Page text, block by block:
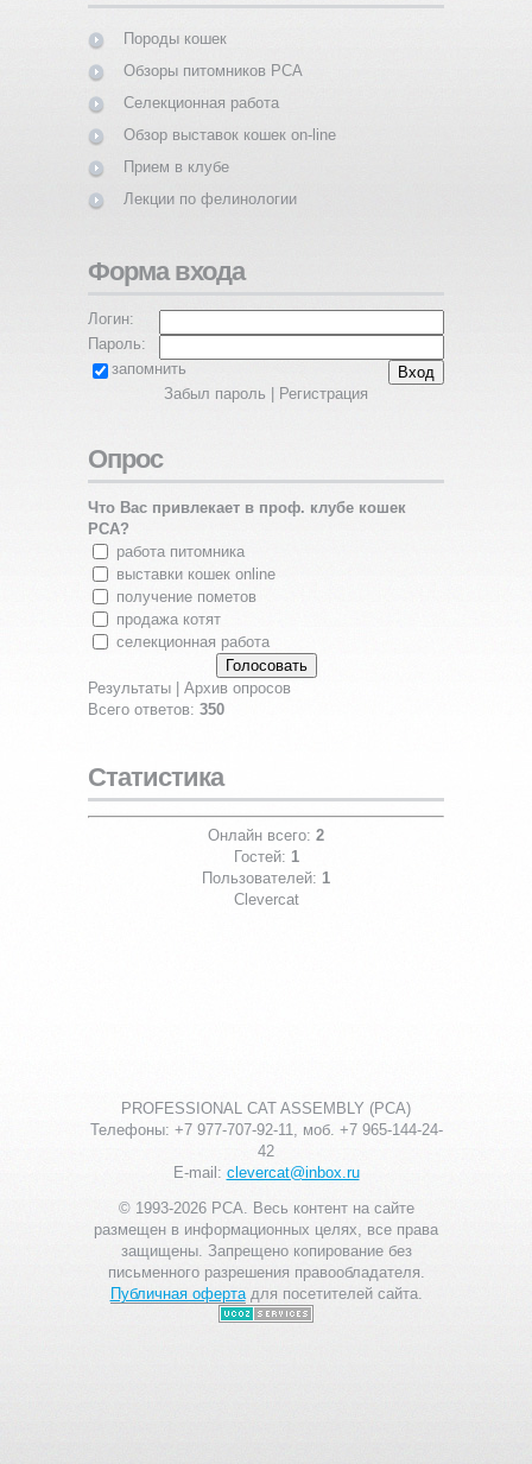
Породы кошек
Обзоры питомников PCA
Селекционная работа
Обзор выставок кошек on-line
Прием в клубе
Лекции по фелинологии
Форма входа
Логин:
Пароль:
запомнить
Забыл пароль | Регистрация
Опрос
Что Вас привлекает в проф. клубе кошек
PCA?
работа питомника
выставки кошек online
получение пометов
продажа котят
селекционная работа
Результаты
Архив опросов
Всего ответов: 350
Статистика
Онлайн всего: 2
Гостей: 1
Пользователей: 1
Clevercat
PROFESSIONAL CAT ASSEMBLY (PCA)
Телефоны: +7 977-707-92-11, моб. +7 965-144-24-
42
E-mail: clevercat@inbox.ru
© 1993-2026 PCA. Весь контент на сайте
размещен в информационных целях, все права
защищены. Запрещено копирование без
письменного разрешения правообладателя.
Публичная офертадля посетителей сайта.